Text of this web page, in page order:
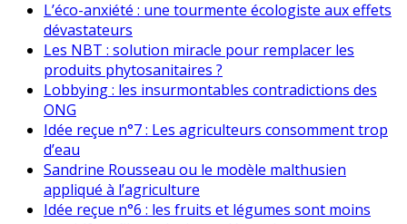
L’éco-anxiété : une tourmente écologiste aux effets
dévastateurs
Les NBT : solution miracle pour remplacer les
produits phytosanitaires ?
Lobbying : les insurmontables contradictions des
ONG
Idée reçue n°7 : Les agriculteurs consomment trop
d’eau
Sandrine Rousseau ou le modèle malthusien
appliqué à l’agriculture
Idée reçue n°6 : les fruits et légumes sont moins